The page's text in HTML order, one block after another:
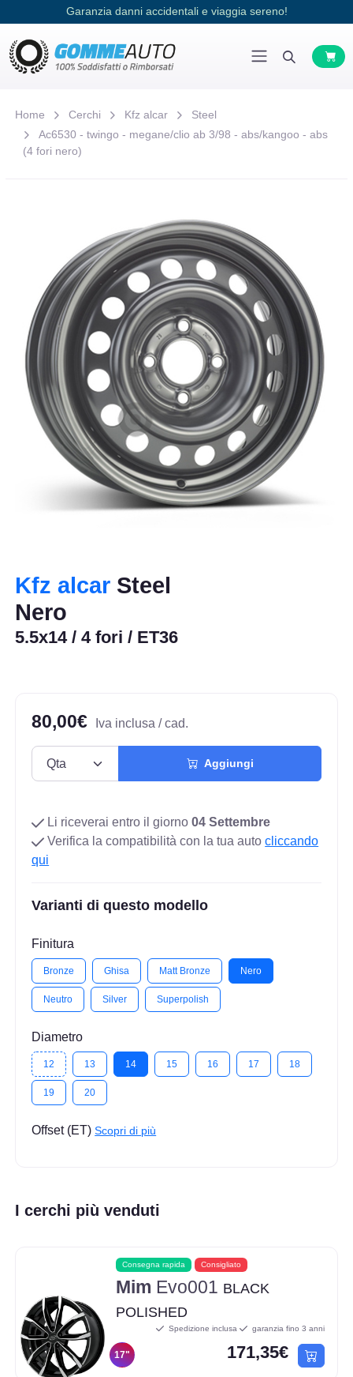
Garanzia danni accidentali e viaggia sereno!
Home Cerchi Kfz alcar
Steel
Ac6530 - twingo - megane/clio ab 3/98 - abs/kangoo - abs
(4 fori nero)
Kfz alcar Steel
Nero
5.5x14 / 4 fori / ET36
80,00€ Iva inclusa / cad.
Aggiungi
Li riceverai entro il giorno04 Settembre
Verifica la compatibilità con la tua autocliccando
qui
Varianti di questo modello
Finitura
Bronze Ghisa Matt Bronze Nero
Neutro Silver Superpolish
Diametro
12 13 14 15 16 17 18
19 20
Offset (ET)Scopri di più
I cerchi più venduti
Consegna rapida Consigliato
Mim Evo001 BLACK
POLISHED
17"
Spedizione inclusa garanzia fino 3 anni
171,35€